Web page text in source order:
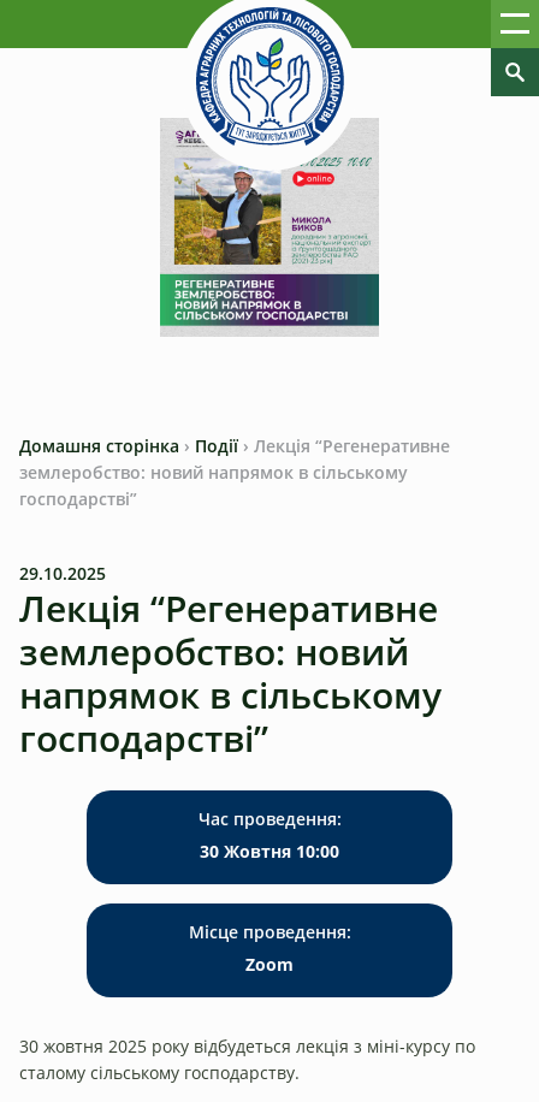
Домашня сторінка › Події › Лекція “Регенеративне
землеробство: новий напрямок в сільському
господарстві”
29.10.2025
Лекція “Регенеративне
землеробство: новий
напрямок в сільському
господарстві”
Час проведення:
30 Жовтня 10:00
Місце проведення:
Zoom
30 жовтня 2025 року відбудеться лекція з міні-курсу по
сталому сільському господарству.